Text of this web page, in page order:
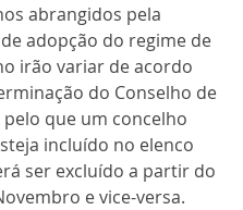
abrangidos pela
adopção do regime de
irão variar de acordo
do Conselho de
que um concelho
incluído no elenco
ser excluído a partir do
e vice-versa.